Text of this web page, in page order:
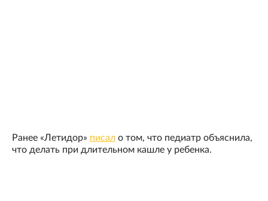
Ранее «Летидор» писал о том, что педиатр объяснила,
что делать при длительном кашле у ребенка.